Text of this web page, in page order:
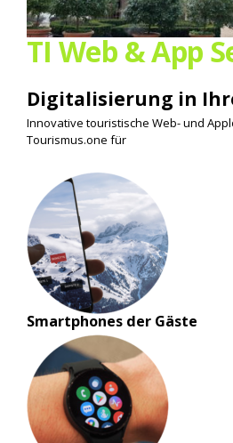
TI Web & App
Digitalisierung in
Innovative touristische Web- und
Tourismus.one für
Smartphones der Gäste